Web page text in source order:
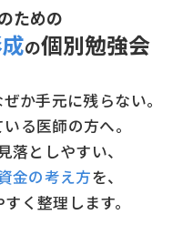
ための
の個別勉強会
か手元に残らない。
る医師の方へ。
落としやすい、
金の考え方を、
く整理します。